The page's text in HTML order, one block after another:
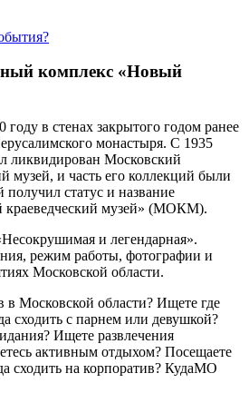
комплекс «Новый
в стенах закрытого годом ранее
монастыря. С 1935
ликвидирован Московский
музей, и часть его коллекций были
статус и название
краеведческий музей» (МОКМ).
и легендарная».
режим работы, фотографии и
Московской области.
в Московской области? Ищете где
сходить с парнем или девушкой?
Ищете развлечения
активным отдыхом? Посещаете
сходить на корпоратив? КудаМО